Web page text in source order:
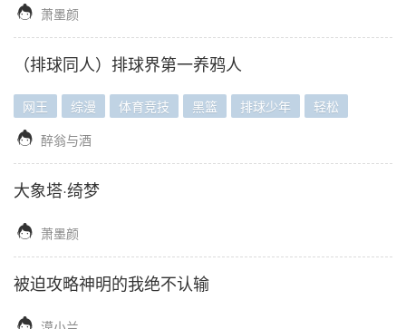
 萧墨颜
（排球同人）排球界第一养鸦人
网王 综漫 体育竞技 黑篮 排球少年 轻松
 醉翁与酒
大象塔·绮梦
 萧墨颜
被迫攻略神明的我绝不认输
